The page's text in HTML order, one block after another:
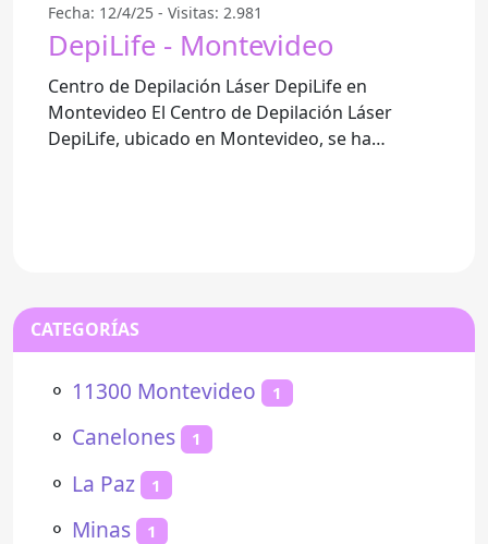
Fecha: 12/4/25 - Visitas: 2.981
DepiLife - Montevideo
Centro de Depilación Láser DepiLife en
Montevideo El Centro de Depilación Láser
DepiLife, ubicado en Montevideo, se ha
CATEGORÍAS
⚬ 11300 Montevideo 1
⚬ Canelones 1
⚬ La Paz 1
⚬ Minas 1